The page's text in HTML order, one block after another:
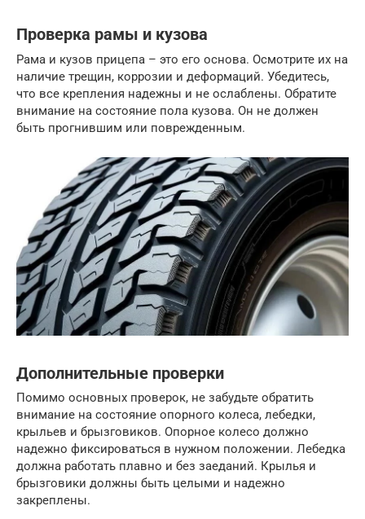
Проверка рамы и кузова
Рама и кузов прицепа – это его основа. Осмотрите их на
наличие трещин, коррозии и деформаций. Убедитесь,
что все крепления надежны и не ослаблены. Обратите
внимание на состояние пола кузова. Он не должен
быть прогнившим или поврежденным.
Дополнительные проверки
Помимо основных проверок, не забудьте обратить
внимание на состояние опорного колеса, лебедки,
крыльев и брызговиков. Опорное колесо должно
надежно фиксироваться в нужном положении. Лебедка
должна работать плавно и без заеданий. Крылья и
брызговики должны быть целыми и надежно
закреплены.